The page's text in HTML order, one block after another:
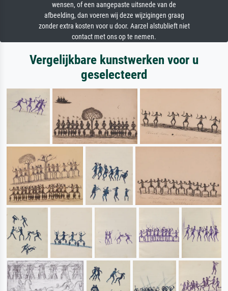
wensen, of een aangepaste uitsnede van de
afbeelding, dan voeren wij deze wijzigingen graag
zonder extra kosten voor u door. Aarzel alstublieft niet
contact met ons op te nemen.
Vergelijkbare kunstwerken voor u
geselecteerd